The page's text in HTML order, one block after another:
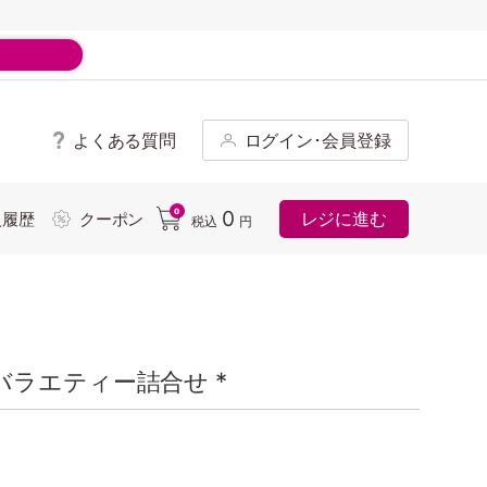
よくある質問 ログイン･会員登録
歴 クーポン 0
税込 0 円 レジに進む
ラエティー詰合せ *